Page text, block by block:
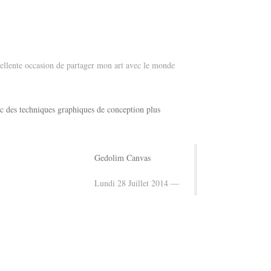
occasion de partager mon art avec le monde
techniques graphiques de conception plus
Gedolim Canvas
Lundi 28 Juillet 2014